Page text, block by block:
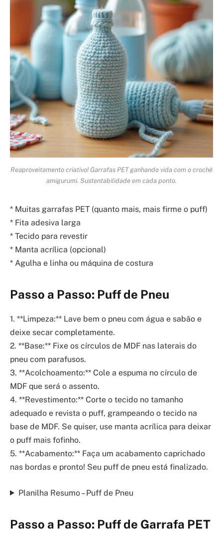
Reaproveitamento criativo! Garrafas PET ganhando vida com o crochê
amigurumi. Sustentabilidade em cada ponto.
* Muitas garrafas PET (quanto mais, mais firme o puff)
* Fita adesiva larga
* Tecido para revestir
* Manta acrílica (opcional)
* Agulha e linha ou máquina de costura
Passo a Passo: Puff de Pneu
1. **Limpeza:** Lave bem o pneu com água e sabão e
deixe secar completamente.
2. **Base:** Fixe os círculos de MDF nas laterais do
pneu com parafusos.
3. **Acolchoamento:** Cole a espuma no círculo de
MDF que será o assento.
4. **Revestimento:** Corte o tecido no tamanho
adequado e revista o puff, grampeando o tecido na
base de MDF. Se quiser, use manta acrílica para deixar
o puff mais fofinho.
5. **Acabamento:** Faça um acabamento caprichado
nas bordas e pronto! Seu puff de pneu está finalizado.
Planilha Resumo – Puff de Pneu
Passo a Passo: Puff de Garrafa PET